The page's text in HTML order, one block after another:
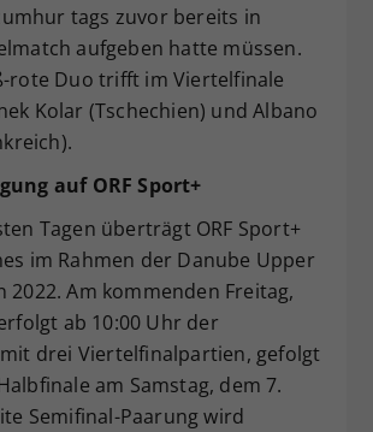
tags zuvor bereits in
aufgeben hatte müssen.
rote Duo trifft im Viertelfinale
Kolar (Tschechien) und Albano
auf ORF Sport+
Tagen überträgt ORF Sport+
im Rahmen der Danube Upper
2022. Am kommenden Freitag,
ab 10:00 Uhr der
drei Viertelfinalpartien, gefolgt
am Samstag, dem 7.
Semifinal-Paarung wird